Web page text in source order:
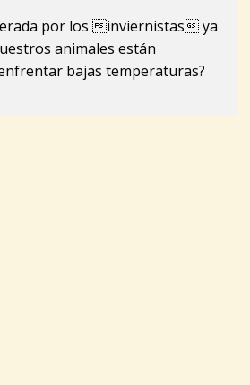
por los inviernistas ya
animales están
bajas temperaturas?